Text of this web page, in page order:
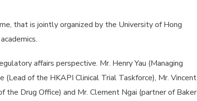
that is jointly organized by the University of Hong
affairs perspective. Mr. Henry Yau (Managing
(Lead of the HKAPI Clinical Trial Taskforce), Mr. Vincent
the Drug Office) and Mr. Clement Ngai (partner of Baker